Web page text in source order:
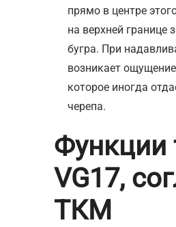
прямо в центре
на верхней границе
бугра. При
возникает
которое иногда
черепа.
Функции
VG17,
ТКМ